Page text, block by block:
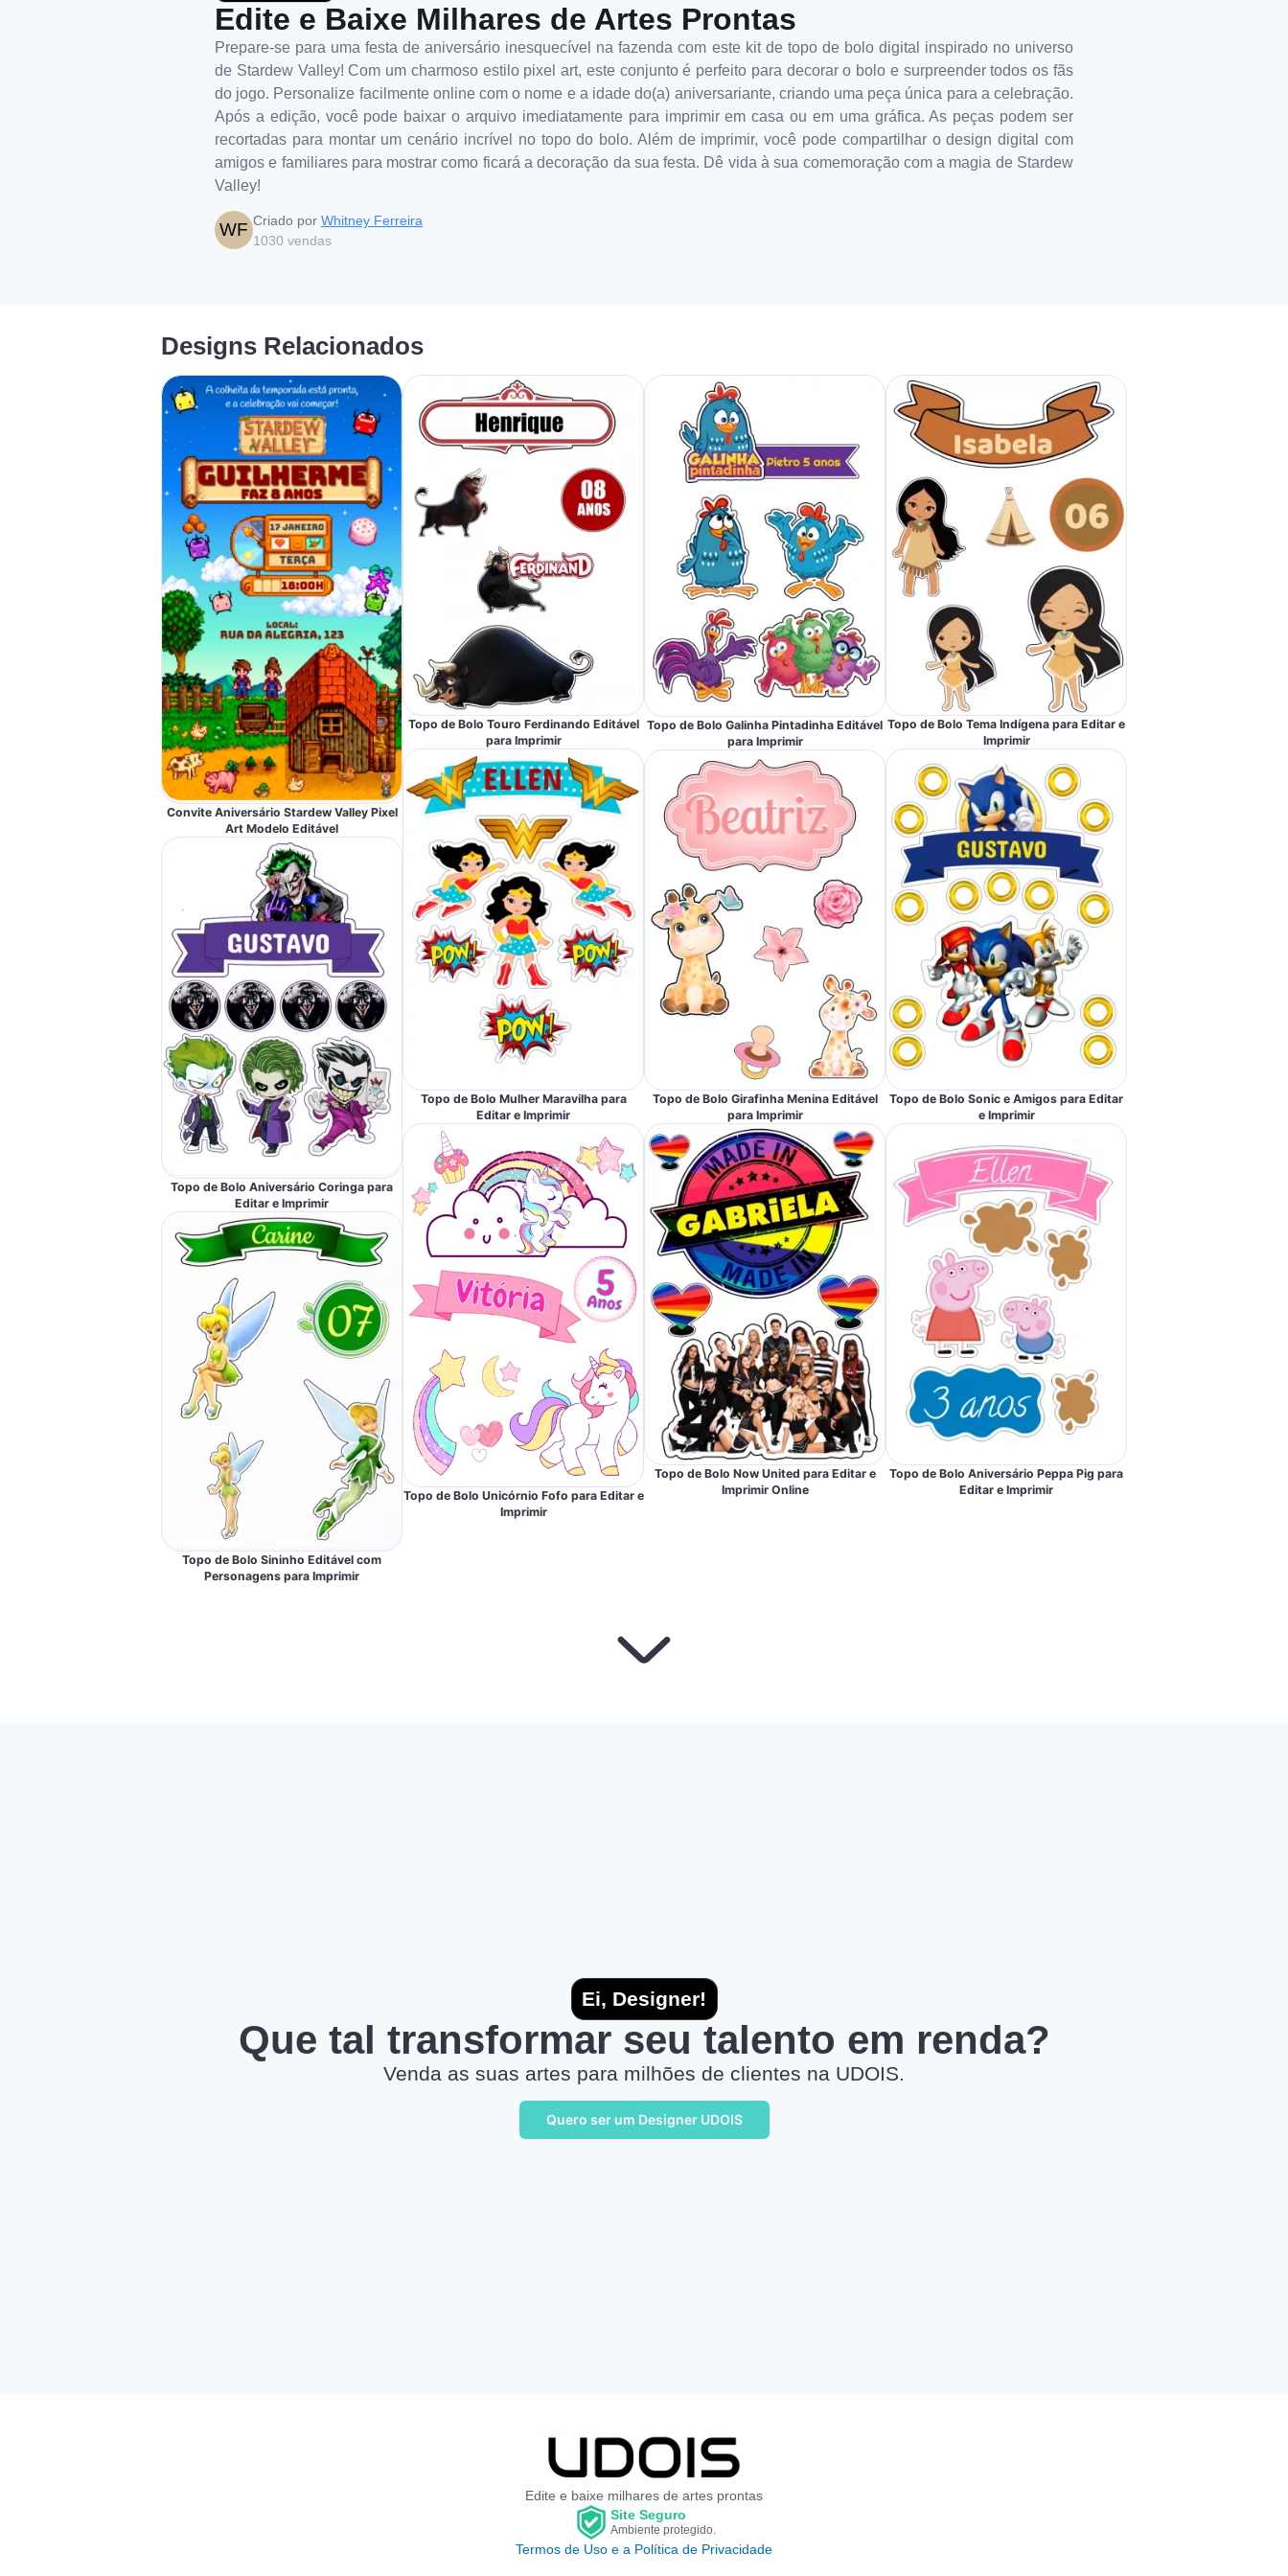
Edite e Baixe Milhares de Artes Prontas
Prepare-se para uma festa de aniversário inesquecível na fazenda com este kit de topo de bolo digital inspirado no universo
de Stardew Valley! Com um charmoso estilo pixel art, este conjunto é perfeito para decorar o bolo e surpreender todos os fãs
do jogo. Personalize facilmente online com o nome e a idade do(a) aniversariante, criando uma peça única para a celebração.
Após a edição, você pode baixar o arquivo imediatamente para imprimir em casa ou em uma gráfica. As peças podem ser
recortadas para montar um cenário incrível no topo do bolo. Além de imprimir, você pode compartilhar o design digital com
amigos e familiares para mostrar como ficará a decoração da sua festa. Dê vida à sua comemoração com a magia de Stardew
Valley!
WF Criado por Whitney Ferreira
1030 vendas
Designs Relacionados
Convite Aniversário Stardew Valley Pixel
Art Modelo Editável
Topo de Bolo Aniversário Coringa para
Editar e Imprimir
Topo de Bolo Sininho Editável com
Personagens para Imprimir
Topo de Bolo Touro Ferdinando Editável
para Imprimir
Topo de Bolo Mulher Maravilha para
Editar e Imprimir
Topo de Bolo Unicórnio Fofo para Editar e
Imprimir
Topo de Bolo Galinha Pintadinha Editável
para Imprimir
Topo de Bolo Girafinha Menina Editável
para Imprimir
Topo de Bolo Now United para Editar e
Imprimir Online
Topo de Bolo Tema Indígena para Editar e
Imprimir
Topo de Bolo Sonic e Amigos para Editar
e Imprimir
Topo de Bolo Aniversário Peppa Pig para
Editar e Imprimir
Ei, Designer!
Que tal transformar seu talento em renda?
Venda as suas artes para milhões de clientes na UDOIS.
Quero ser um Designer UDOIS
Edite e baixe milhares de artes prontas
Site Seguro
Ambiente protegido.
Termos de Uso e a Política de Privacidade